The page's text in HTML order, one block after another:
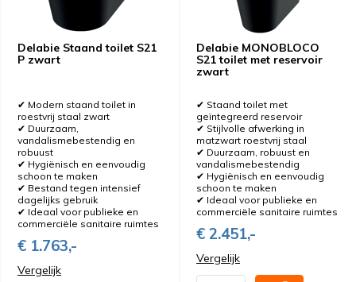
waaronder:
Wandclosets / hangtoiletten– modern,
ruimtebesparend en eenvoudig schoon te
Staande toiletten
– klassiek, robuust en geschikt
voor intensief gebruik.
Waterbesparende toiletten– duurzaam en
kostenbesparend dankzij slim spoelmechanisme.
Voor iedere sanitaire ruimte het juiste
toilet
Of u nu een modern hangtoilet voor een strakke
Delabie Staand toilet S21
P zwart
✔ Modern staand toilet in
roestvrij staal zwart
✔ Duurzaam,
vandalismebestendig en
robuust
✔ Hygiënisch en eenvoudig
schoon te maken
✔ Bestand tegen intensief
dagelijks gebruik
✔ Ideaal voor publieke en
commerciële sanitaire ruimtes
€ 1.763,-
Vergelijk
Delabie MONOBLOCO
S21 toilet met reservoir
zwart
✔ Staand toilet met
geïntegreerd reservoir
✔ Stijlvolle afwerking in
matzwart roestvrij staal
✔ Duurzaam, robuust en
vandalismebestendig
✔ Hygiënisch en eenvoudig
schoon te maken
✔ Ideaal voor publieke en
commerciële sanitaire ruimtes
€ 2.451,-
Vergelijk